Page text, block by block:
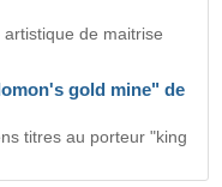
de maitrise
gold mine" de
titres au porteur "king